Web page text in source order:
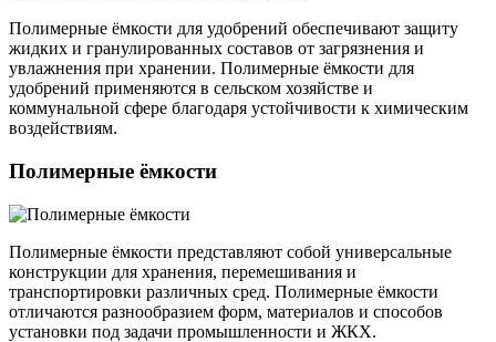
Полимерные ёмкости для удобрений обеспечивают защиту
жидких и гранулированных составов от загрязнения и
увлажнения при хранении. Полимерные ёмкости для
удобрений применяются в сельском хозяйстве и
коммунальной сфере благодаря устойчивости к химическим
воздействиям.
Полимерные ёмкости
Полимерные ёмкости представляют собой универсальные
конструкции для хранения, перемешивания и
транспортировки различных сред. Полимерные ёмкости
отличаются разнообразием форм, материалов и способов
установки под задачи промышленности и ЖКХ.